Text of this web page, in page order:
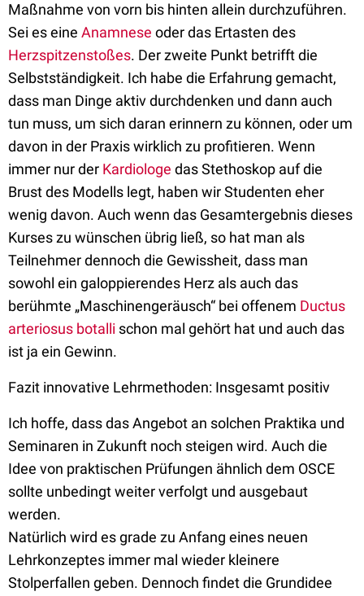
Maßnahme von vorn bis hinten allein durchzuführen.
Sei es eine Anamnese oder das Ertasten des
Herzspitzenstoßes. Der zweite Punkt betrifft die
Selbstständigkeit. Ich habe die Erfahrung gemacht,
dass man Dinge aktiv durchdenken und dann auch
tun muss, um sich daran erinnern zu können, oder um
davon in der Praxis wirklich zu profitieren. Wenn
immer nur der Kardiologe das Stethoskop auf die
Brust des Modells legt, haben wir Studenten eher
wenig davon. Auch wenn das Gesamtergebnis dieses
Kurses zu wünschen übrig ließ, so hat man als
Teilnehmer dennoch die Gewissheit, dass man
sowohl ein galoppierendes Herz als auch das
berühmte „Maschinengeräusch“ bei offenem Ductus
arteriosus botalli schon mal gehört hat und auch das
ist ja ein Gewinn.
Fazit innovative Lehrmethoden: Insgesamt positiv
Ich hoffe, dass das Angebot an solchen Praktika und
Seminaren in Zukunft noch steigen wird. Auch die
Idee von praktischen Prüfungen ähnlich dem OSCE
sollte unbedingt weiter verfolgt und ausgebaut
werden.
Natürlich wird es grade zu Anfang eines neuen
Lehrkonzeptes immer mal wieder kleinere
Stolperfallen geben. Dennoch findet die Grundidee